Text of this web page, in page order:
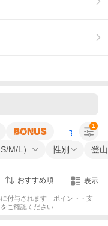
すべての条
M/L） 性別 登
1
おすすめ順 表示
付与されます｜ポイント・支
ご確認ください